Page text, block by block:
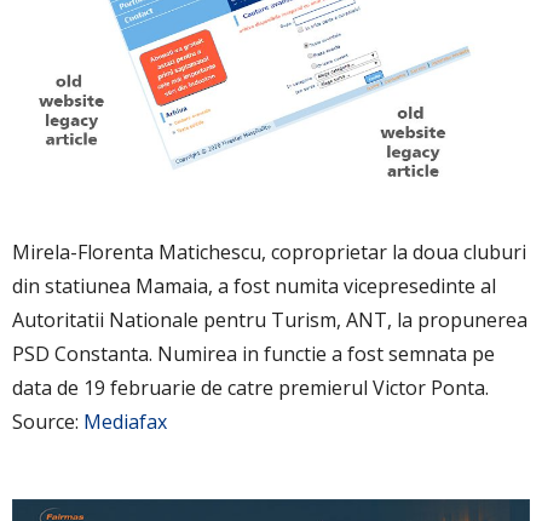
Mirela-Florenta Matichescu, coproprietar la doua cluburi
din statiunea Mamaia, a fost numita vicepresedinte al
Autoritatii Nationale pentru Turism, ANT, la propunerea
PSD Constanta. Numirea in functie a fost semnata pe
data de 19 februarie de catre premierul Victor Ponta.
Source: Mediafax